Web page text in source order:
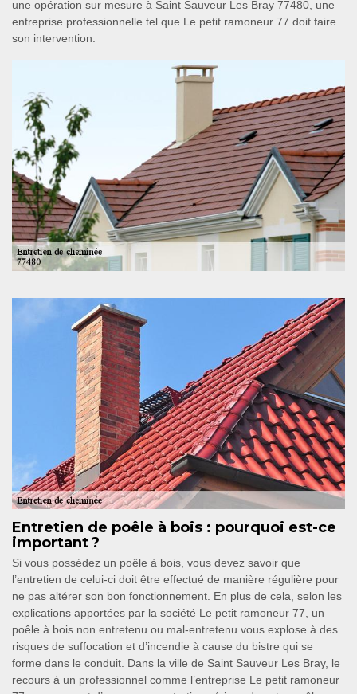
une opération sur mesure à Saint Sauveur Les Bray 77480, une
entreprise professionnelle tel que Le petit ramoneur 77 doit faire
son intervention.
Entretien de poêle à bois : pourquoi est-ce
important ?
Si vous possédez un poêle à bois, vous devez savoir que
l’entretien de celui-ci doit être effectué de manière régulière pour
ne pas altérer son bon fonctionnement. En plus de cela, selon les
explications apportées par la société Le petit ramoneur 77, un
poêle à bois non entretenu ou mal-entretenu vous explose à des
risques de suffocation et d’incendie à cause du bistre qui se
forme dans le conduit. Dans la ville de Saint Sauveur Les Bray, le
recours à un professionnel comme l’entreprise Le petit ramoneur